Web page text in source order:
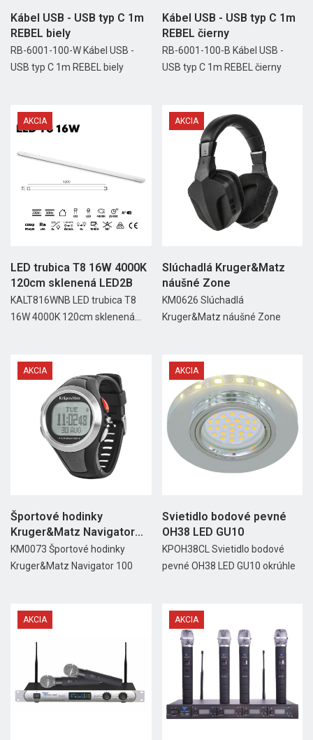
Kábel USB - USB typ C 1m
REBEL biely
RB-6001-100-W Kábel USB -
USB typ C 1m REBEL biely
Kábel USB - USB typ C 1m
REBEL čierny
RB-6001-100-B Kábel USB -
USB typ C 1m REBEL čierny
AKCIA
LED trubica T8 16W 4000K
120cm sklenená LED2B
KALT816WNB LED trubica T8
16W 4000K 120cm sklenená...
AKCIA
Slúchadlá Kruger&Matz
náušné Zone
KM0626 Slúchadlá
Kruger&Matz náušné Zone
AKCIA
Športové hodinky
Kruger&Matz Navigator
100
KM0073 Športové hodinky
Kruger&Matz Navigator 100
AKCIA
Svietidlo bodové pevné
OH38 LED GU10
KPOH38CL Svietidlo bodové
pevné OH38 LED GU10 okrúhle
AKCIA AKCIA